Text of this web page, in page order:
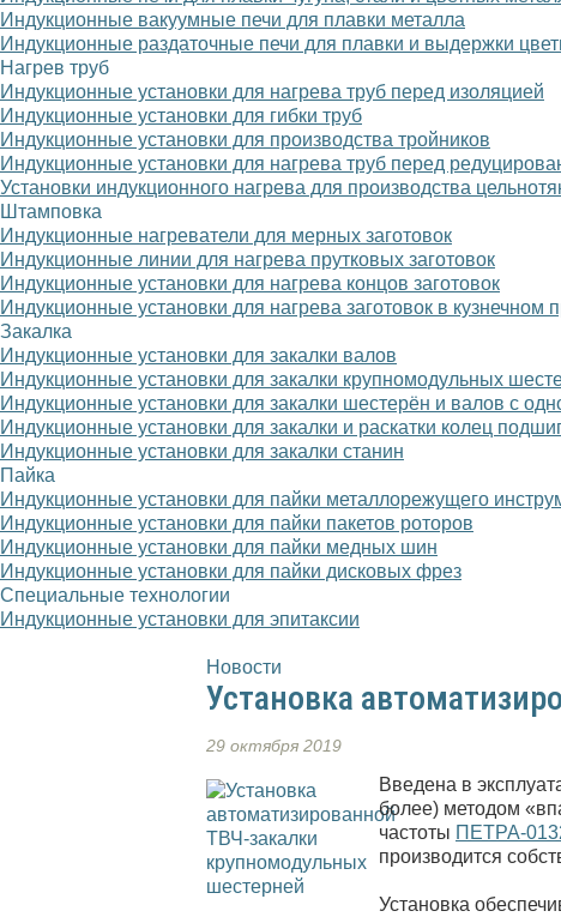
Индукционные вакуумные печи для плавки металла
Индукционные раздаточные печи для плавки и выдержки
Нагрев труб
Индукционные установки для нагрева труб перед изоляцией
Индукционные установки для гибки труб
Индукционные установки для производства тройников
Индукционные установки для нагрева труб перед
Установки индукционного нагрева для производства
Штамповка
Индукционные нагреватели для мерных заготовок
Индукционные линии для нагрева прутковых заготовок
Индукционные установки для нагрева концов заготовок
Индукционные установки для нагрева заготовок в кузнечном
Закалка
Индукционные установки для закалки валов
Индукционные установки для закалки крупномодульных
Индукционные установки для закалки шестерён и валов с
Индукционные установки для закалки и раскатки колец
Индукционные установки для закалки станин
Пайка
Индукционные установки для пайки металлорежущего
Индукционные установки для пайки пакетов роторов
Индукционные установки для пайки медных шин
Индукционные установки для пайки дисковых фрез
Специальные технологии
Индукционные установки для эпитаксии
Новости
Установка
29 октября 2019
Введена в
более) методом
частоты ПЕТРА-
производится
Установка